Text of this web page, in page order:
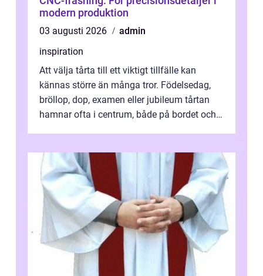
modern produktion
03 augusti 2026
admin
inspiration
Att välja tårta till ett viktigt tillfälle kan
kännas större än många tror. Födelsedag,
bröllop, dop, examen eller jubileum tårtan
hamnar ofta i centrum, både på bordet och i